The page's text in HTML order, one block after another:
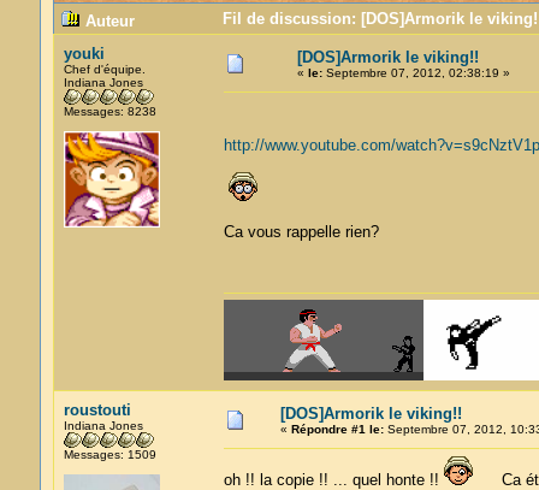
Auteur
Fil de discussion: [DOS]Armorik le
youki
Chef d'équipe.
Indiana Jones
Messages: 8238
[DOS]Armorik le viking!!
« le:Septembre 07, 2012, 02:38:19 »
http://www.youtube.com/
Ca vous rappelle rien?
roustouti
Indiana Jones
Messages: 1509
[DOS]Armorik le viking!!
« Répondre #1 le:Septembre 07, 2012,
oh !! la copie !! ... quel honte !! Ca été